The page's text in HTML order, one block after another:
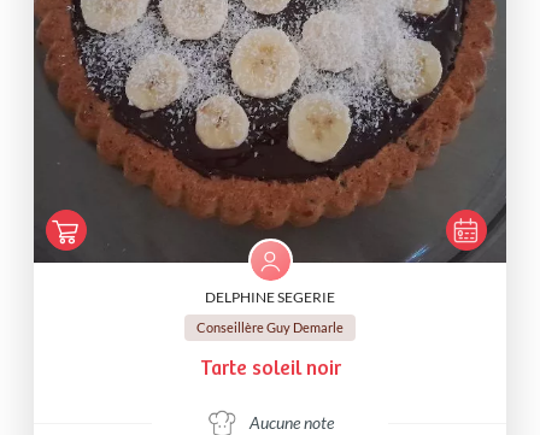
DELPHINE SEGERIE
Conseillère Guy Demarle
Tarte soleil noir
Aucune note